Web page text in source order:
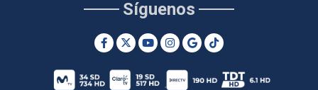
Síguenos